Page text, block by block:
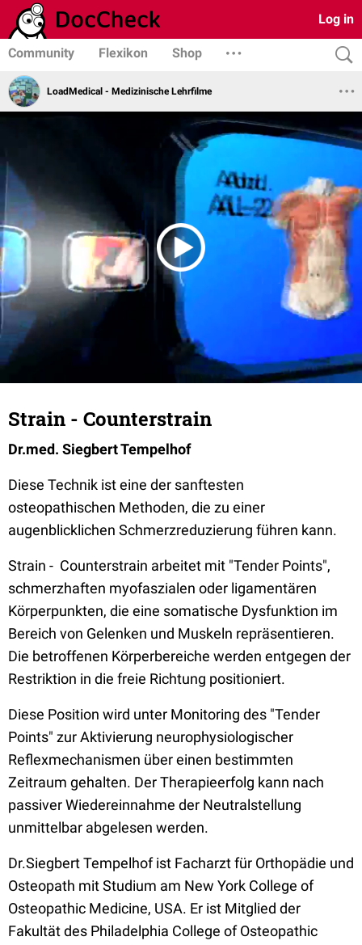
Log in
Community Flexikon Shop
LoadMedical - Medizinische Lehrfilme
Strain - Counterstrain
Dr.med. Siegbert Tempelhof
Diese Technik ist eine der sanftesten
osteopathischen Methoden, die zu einer
augenblicklichen Schmerzreduzierung führen kann.
Strain - Counterstrain arbeitet mit "Tender Points",
schmerzhaften myofaszialen oder ligamentären
Körperpunkten, die eine somatische Dysfunktion im
Bereich von Gelenken und Muskeln repräsentieren.
Die betroffenen Körperbereiche werden entgegen der
Restriktion in die freie Richtung positioniert.
Diese Position wird unter Monitoring des "Tender
Points" zur Aktivierung neurophysiologischer
Reflexmechanismen über einen bestimmten
Zeitraum gehalten. Der Therapieerfolg kann nach
passiver Wiedereinnahme der Neutralstellung
unmittelbar abgelesen werden.
Dr.Siegbert Tempelhof ist Facharzt für Orthopädie und
Osteopath mit Studium am New York College of
Osteopathic Medicine, USA. Er ist Mitglied der
Fakultät des Philadelphia College of Osteopathic